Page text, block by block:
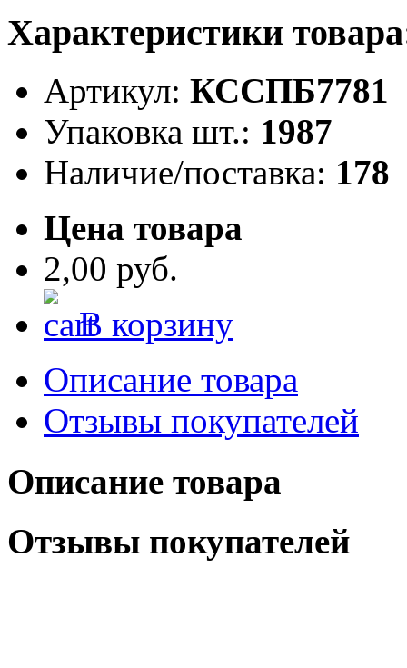
Характеристики
Артикул: КССПБ7781
Упаковка шт.: 1987
Наличие/поставка: 178
Цена товара
2,00 руб.
В корзину
Описание товара
Отзывы покупателей
Описание товара
Отзывы покупателей